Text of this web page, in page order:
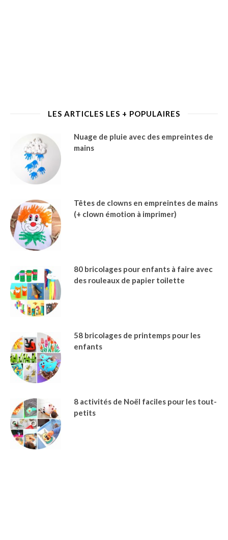
LES ARTICLES LES + POPULAIRES
Nuage de pluie avec des empreintes de
mains
Têtes de clowns en empreintes de mains
(+ clown émotion à imprimer)
80 bricolages pour enfants à faire avec
des rouleaux de papier toilette
58 bricolages de printemps pour les
enfants
8 activités de Noël faciles pour les tout-
petits